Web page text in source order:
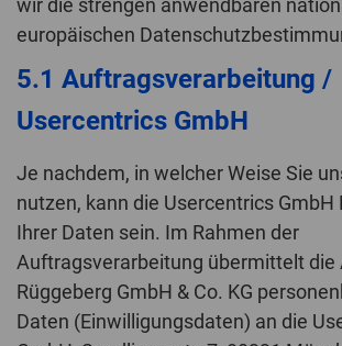
wir die strengen anwendbaren
europäischen
5.1 Auftragsverarbeitung /
Usercentrics GmbH
Je nachdem, in welcher Weise Sie
nutzen, kann die Usercentrics GmbH
Ihrer Daten sein. Im Rahmen der
Auftragsverarbeitung übermittelt die
Rüggeberg GmbH & Co. KG
Daten (Einwilligungsdaten) an die